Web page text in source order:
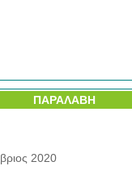
ΠΑΡΑΛΑΒΗ
2020